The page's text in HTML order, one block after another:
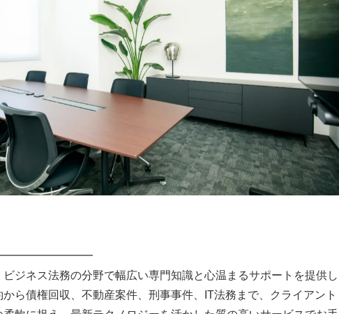
ジネス法務の分野で幅広い専門知識と心温まるサポートを提供し
ら債権回収、不動産案件、刑事事件、IT法務まで、クライアント